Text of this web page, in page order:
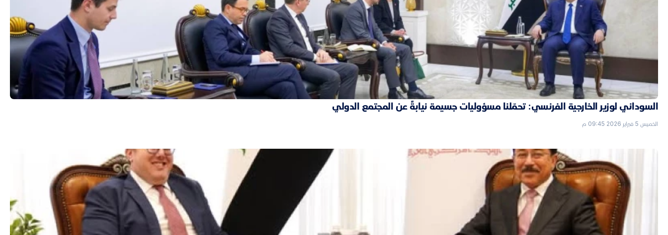
السوداني لوزير الخارجية الفرنسي: تحمّلنا مسؤوليات جسيمة نيابةً عن المجتمع الدولي
الخميس 5 فبراير 2026 09:45 م